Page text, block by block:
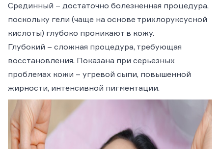
Срединный – достаточно болезненная процедура,
поскольку гели (чаще на основе трихлоруксусной
кислоты) глубоко проникают в кожу.
Глубокий – сложная процедура, требующая
восстановления. Показана при серьезных
проблемах кожи – угревой сыпи, повышенной
жирности, интенсивной пигментации.